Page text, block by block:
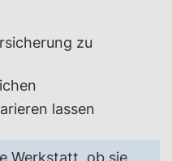
zu
lassen
Werkstatt, ob sie